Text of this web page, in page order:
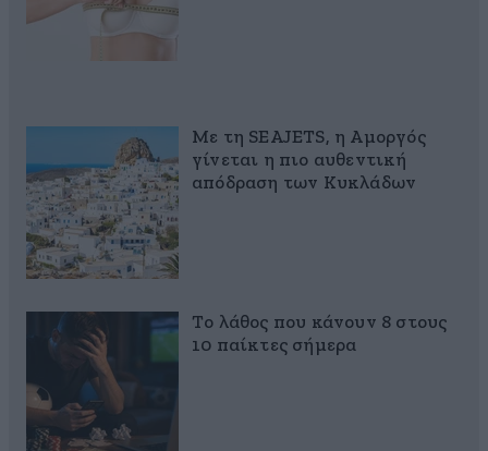
Με τη SEAJETS, η Αμοργός
γίνεται η πιο αυθεντική
απόδραση των Κυκλάδων
Το λάθος που κάνουν 8 στους
10 παίκτες σήμερα